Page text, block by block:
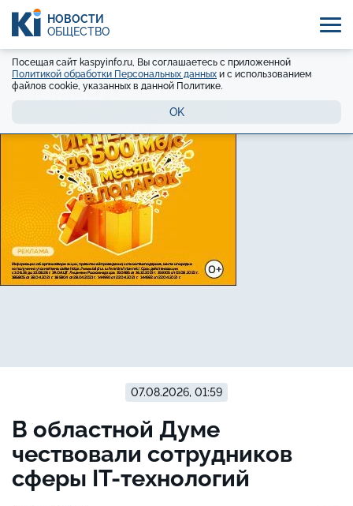
НОВОСТИ
ОБЩЕСТВО
Посещая сайт kaspyinfo.ru, Вы соглашаетесь с приложенной
Политикой обработки Персональных данных и с использованием
файлов cookie, указанных в данной Политике.
OK
07.08.2026, 01:59
В областной Думе
чествовали сотрудников
сферы IT-технологий